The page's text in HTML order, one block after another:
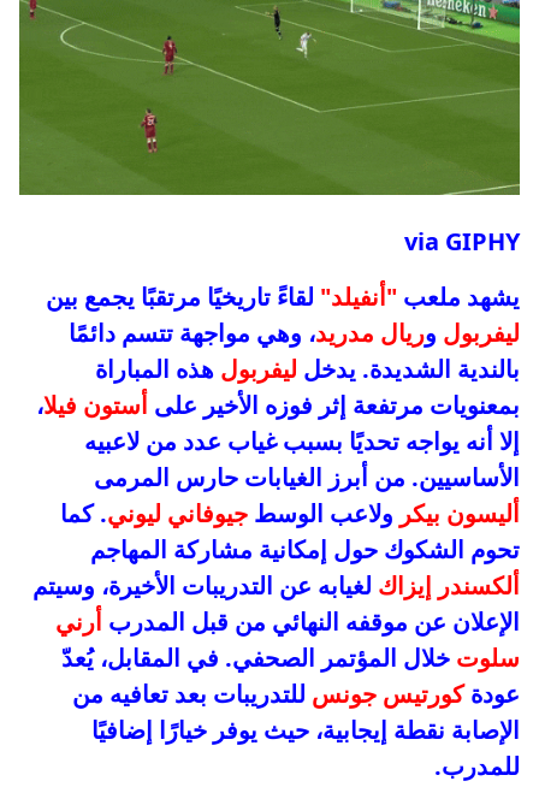
via GIPHY
يشهد ملعب "أنفيلد" لقاءً تاريخيًا مرتقبًا يجمع بين
ليفربول وريال مدريد، وهي مواجهة تتسم دائمًا
بالندية الشديدة. يدخل ليفربول هذه المباراة
بمعنويات مرتفعة إثر فوزه الأخير على أستون فيلا،
إلا أنه يواجه تحديًا بسبب غياب عدد من لاعبيه
الأساسيين. من أبرز الغيابات حارس المرمى
أليسون بيكر ولاعب الوسط جيوفاني ليوني. كما
تحوم الشكوك حول إمكانية مشاركة المهاجم
ألكسندر إيزاك لغيابه عن التدريبات الأخيرة، وسيتم
الإعلان عن موقفه النهائي من قبل المدرب أرني
سلوت خلال المؤتمر الصحفي. في المقابل، يُعدّ
عودةكورتيس جونس للتدريبات بعد تعافيه من
الإصابة نقطة إيجابية، حيث يوفر خيارًا إضافيًا
للمدرب.